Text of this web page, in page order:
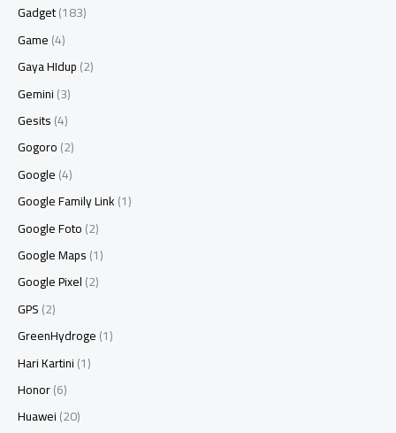
Gadget(183)
Game(4)
Gaya HIdup(2)
Gemini(3)
Gesits(4)
Gogoro(2)
Google(4)
Google Family Link(1)
Google Foto(2)
Google Maps(1)
Google Pixel(2)
GPS(2)
GreenHydroge(1)
Hari Kartini(1)
Honor(6)
Huawei(20)